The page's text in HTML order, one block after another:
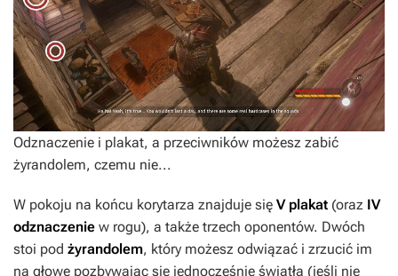
Odznaczenie i plakat, a przeciwników możesz zabić
żyrandolem, czemu nie...
W pokoju na końcu korytarza znajduje się V plakat (oraz IV
odznaczenie w rogu), a także trzech oponentów. Dwóch
stoi pod żyrandolem, który możesz odwiązać i zrzucić im
na głowę pozbywając się jednocześnie światła (jeśli nie